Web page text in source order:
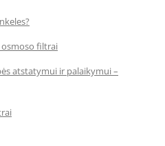
osmoso filtrai
atstatymui ir palaikymui –